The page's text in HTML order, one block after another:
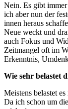
Nein. Es gibt
ich aber nun der
innen heraus
Neue weckt und
auch Fokus und
Zeitmangel oft im
Erkenntnis,
Wie sehr belastet
Meistens belastet
Da ich schon um